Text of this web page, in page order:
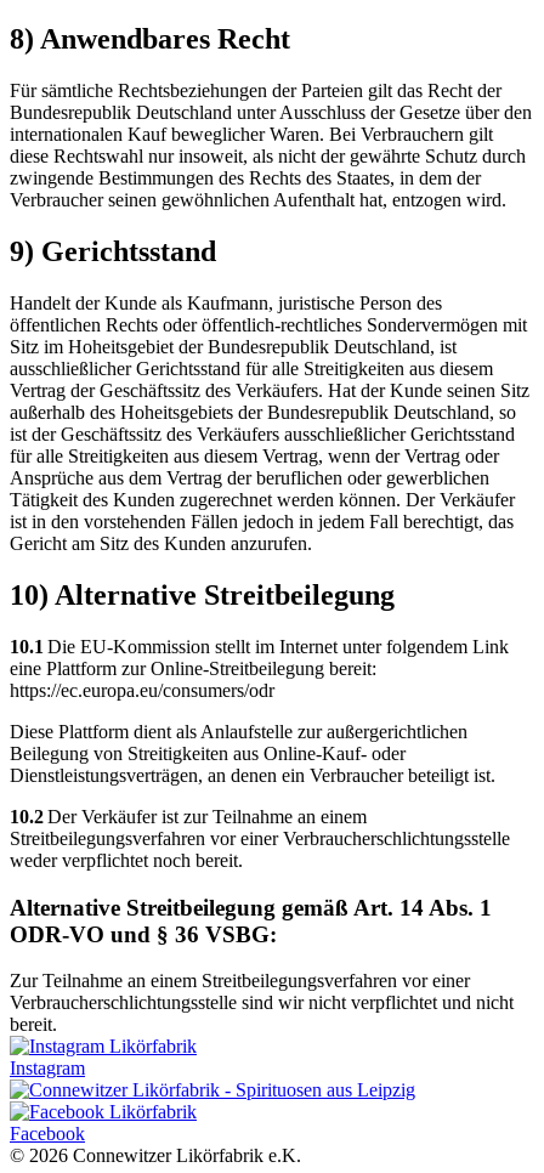
8) Anwendbares Recht
Für sämtliche Rechtsbeziehungen der Parteien gilt das Recht der
Bundesrepublik Deutschland unter Ausschluss der Gesetze über den
internationalen Kauf beweglicher Waren. Bei Verbrauchern gilt
diese Rechtswahl nur insoweit, als nicht der gewährte Schutz durch
zwingende Bestimmungen des Rechts des Staates, in dem der
Verbraucher seinen gewöhnlichen Aufenthalt hat, entzogen wird.
9) Gerichtsstand
Handelt der Kunde als Kaufmann, juristische Person des
öffentlichen Rechts oder öffentlich-rechtliches Sondervermögen mit
Sitz im Hoheitsgebiet der Bundesrepublik Deutschland, ist
ausschließlicher Gerichtsstand für alle Streitigkeiten aus diesem
Vertrag der Geschäftssitz des Verkäufers. Hat der Kunde seinen Sitz
außerhalb des Hoheitsgebiets der Bundesrepublik Deutschland, so
ist der Geschäftssitz des Verkäufers ausschließlicher Gerichtsstand
für alle Streitigkeiten aus diesem Vertrag, wenn der Vertrag oder
Ansprüche aus dem Vertrag der beruflichen oder gewerblichen
Tätigkeit des Kunden zugerechnet werden können. Der Verkäufer
ist in den vorstehenden Fällen jedoch in jedem Fall berechtigt, das
Gericht am Sitz des Kunden anzurufen.
10) Alternative Streitbeilegung
10.1 Die EU-Kommission stellt im Internet unter folgendem Link
eine Plattform zur Online-Streitbeilegung bereit:
https://ec.europa.eu/consumers/odr
Diese Plattform dient als Anlaufstelle zur außergerichtlichen
Beilegung von Streitigkeiten aus Online-Kauf- oder
Dienstleistungsverträgen, an denen ein Verbraucher beteiligt ist.
10.2Der Verkäufer ist zur Teilnahme an einem
Streitbeilegungsverfahren vor einer Verbraucherschlichtungsstelle
weder verpflichtet noch bereit.
Alternative Streitbeilegung gemäß Art. 14 Abs. 1
ODR-VO und § 36 VSBG:
Zur Teilnahme an einem Streitbeilegungsverfahren vor einer
Verbraucherschlichtungsstelle sind wir nicht verpflichtet und nicht
bereit.
Instagram
Facebook
© 2026 Connewitzer Likörfabrik e.K.